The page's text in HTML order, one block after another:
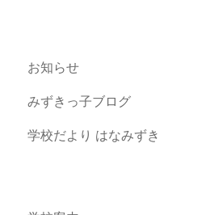
お知らせ
みずきっ子ブログ
学校だより はなみずき